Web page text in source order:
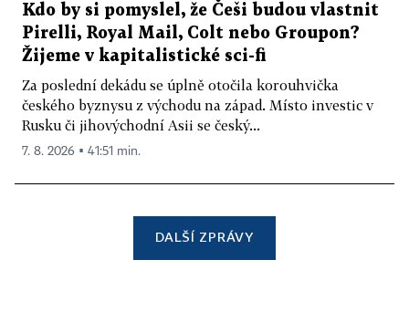
Kdo by si pomyslel, že Češi budou vlastnit
Pirelli, Royal Mail, Colt nebo Groupon?
Žijeme v kapitalistické sci-fi
Za poslední dekádu se úplně otočila korouhvička
českého byznysu z východu na západ. Místo investic v
Rusku či jihovýchodní Asii se český...
7. 8. 2026 ▪ 41:51 min.
DALŠÍ ZPRÁVY